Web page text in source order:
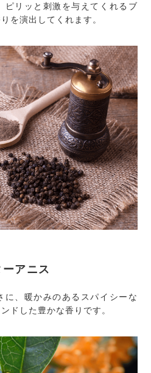
ピリッと刺激を与えてくれるブ
を演出してくれます。
アニス
に、暖かみのあるスパイシーな
ドした豊かな香りです。